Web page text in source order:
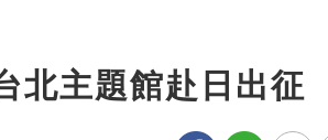
主題館赴日出征